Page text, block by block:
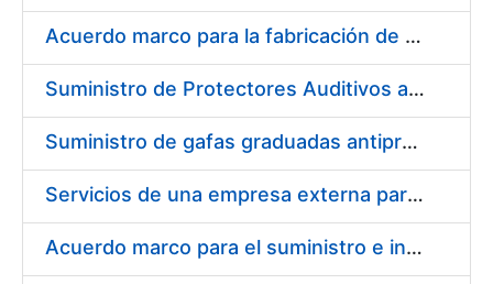
Erakutsi/Ezkutatu
Acuerdo marco para la fabricación de piezas
Suministro de Protectores Auditivos a medida para las personas trabajadoras de los Centros de Trabajo de Madrid y Burgos
Suministro de gafas graduadas antiproyecciones para los trabajadores de la FNMT-RCM en los centros de trabajo de Madrid y Burgos
Servicios de una empresa externa para el asesoramiento y resolución de los recursos de alzada que se presentan relacionados con procesos de selección para la FNMT-RCM
Acuerdo marco para el suministro e instalación de persianas, estores y otros complementos